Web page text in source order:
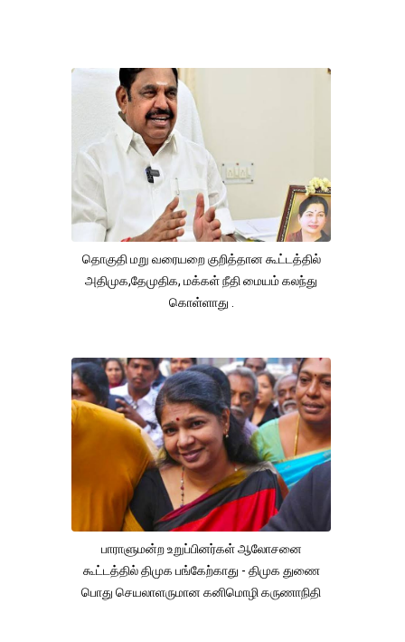
தொகுதி மறு வரையறை குறித்தான கூட்டத்தில்
அதிமுக,தேமுதிக, மக்கள் நீதி மையம் கலந்து
கொள்ளாது .
பாராளுமன்ற உறுப்பினர்கள் ஆலோசனை
கூட்டத்தில் திமுக பங்கேற்காது - திமுக துணை
பொது செயலாளருமான கனிமொழி கருணாநிதி